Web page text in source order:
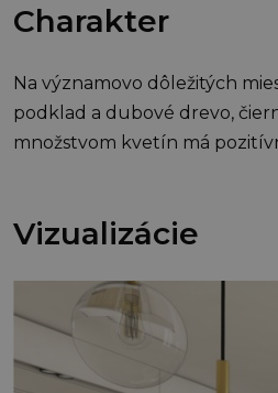
Charakter
Na významovo dôležitých
podklad a dubové drevo,
množstvom kvetín má
Vizualizácie